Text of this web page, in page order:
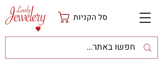
סל הקניות